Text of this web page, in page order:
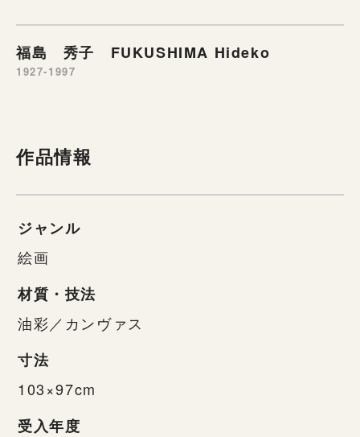
福島 秀子 FUKUSHIMA Hideko
1927-1997
作品情報
ジャンル
絵画
材質・技法
油彩／カンヴァス
寸法
103×97cm
受入年度